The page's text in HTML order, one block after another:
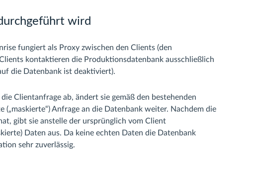
wird
fungiert als Proxy zwischen den Clients (den
kontaktieren die Produktionsdatenbank ausschließlich
die Datenbank ist deaktiviert).
Clientanfrage ab, ändert sie gemäß den bestehenden
Anfrage an die Datenbank weiter. Nachdem die
gibt sie anstelle der ursprünglich vom Client
Daten aus. Da keine echten Daten die Datenbank
sehr zuverlässig.